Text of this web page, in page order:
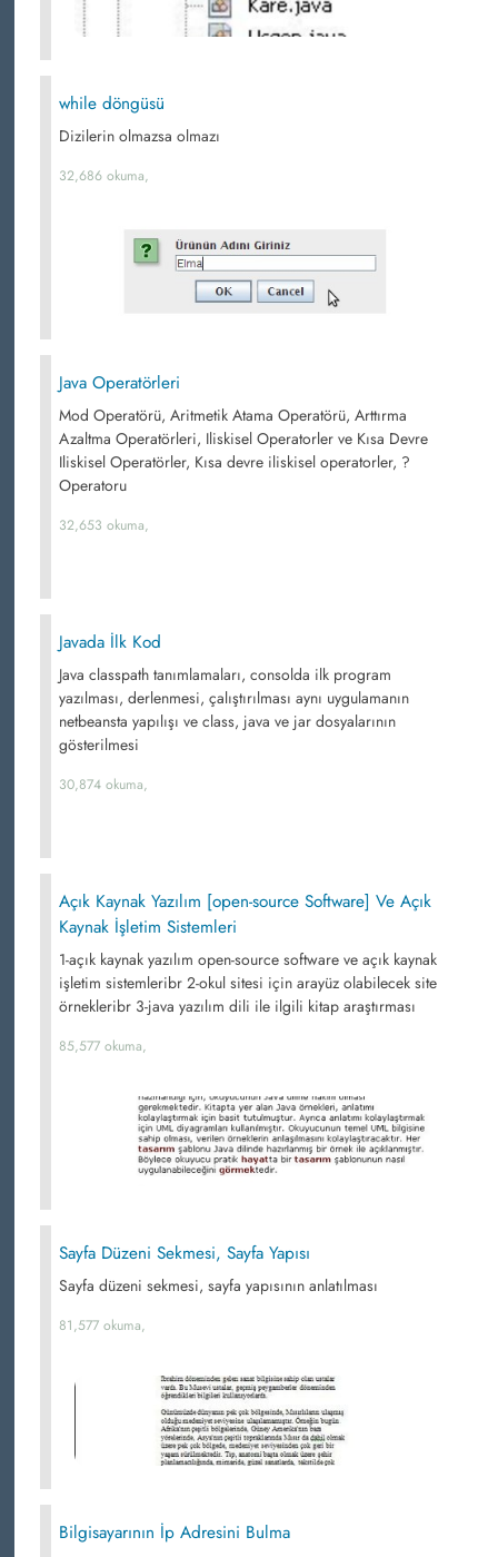
while döngüsü
Dizilerin olmazsa olmazı
32,686 okuma,
Java Operatörleri
Mod Operatörü, Aritmetik Atama Operatörü, Arttırma
Azaltma Operatörleri, Iliskisel Operatorler ve Kısa Devre
Iliskisel Operatörler, Kısa devre iliskisel operatorler, ?
Operatoru
32,653 okuma,
Javada İlk Kod
Java classpath tanımlamaları, consolda ilk program
yazılması, derlenmesi, çalıştırılması aynı uygulamanın
netbeansta yapılışı ve class, java ve jar dosyalarının
gösterilmesi
30,874 okuma,
Açık Kaynak Yazılım [open-source Software] Ve Açık
Kaynak İşletim Sistemleri
1-açık kaynak yazılım open-source software ve açık kaynak
işletim sistemleribr 2-okul sitesi için arayüz olabilecek site
örnekleribr 3-java yazılım dili ile ilgili kitap araştırması
85,577 okuma,
Sayfa Düzeni Sekmesi, Sayfa Yapısı
Sayfa düzeni sekmesi, sayfa yapısının anlatılması
81,577 okuma,
Bilgisayarının İp Adresini Bulma